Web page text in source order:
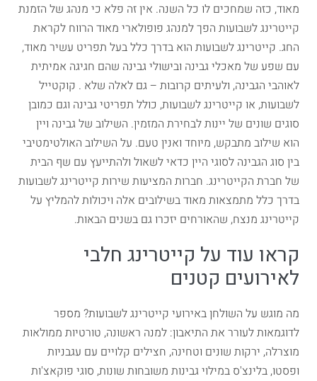
מאוד, כזה שמחכים לו כל השנה. אין זה פלא כי מנהג של הזמנת
קייטרינג לשבועות הפך למנהג פופולארי מאוד הרווח לקראת
החג. קייטרינג לשבועות הוא בדרך כלל בעל תפריט עשיר מאוד,
עם שפע של מאכלי גבינה ובישולי גבינה שהם חגיגה אמיתית
לאוהבי הגבינה, ולעיתים קרובות – גם לאלה שלא . קוקטייל
לשבועות, או קייטרינג לשבועות, כולל תפריטי גבינה וגם כמובן
סוגים שונים של יינות לבחירת המזמין. השילוב של גבינה ויין
הוא שילוב מתבקש, מיוחד ואנין טעם. על השילוב האולטימטיבי
בין סוג הגבינה לסוגי היין כדאי לשאול ולהתייעץ עם שף הבית
של חברת הקייטרינג. חברות המציעות שירות קייטרינג לשבועות
בדרך כלל מתמצאות מאוד בשילובים אלה ויכולות להמליץ על
קייטרינג מנצח, שהאורחים יזכרו גם בשנים הבאות.
קראו עוד על קייטרינג חלבי
לאירועים קטנים
מה מוגש על השולחן באירועי קייטרינג לשבועות? מספר
לדוגמאות לעורר את התיאבון: למנה ראשונה, טורטיות ממולאות
מוצרלה, ירקות שונים וטחינה, חצילים קלויים עם עגבניות
ופסטו, בלינצ'ס במילוי גבינות משובחות שונות, סוגי פוקאצ'ות